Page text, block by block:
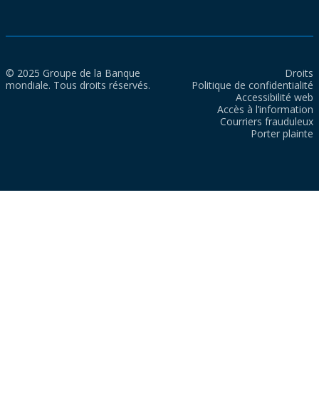
© 2025 Groupe de la Banque
mondiale. Tous droits réservés.
Droits
Politique de confidentialité
Accessibilité web
Accès à l’information
Courriers frauduleux
Porter plainte